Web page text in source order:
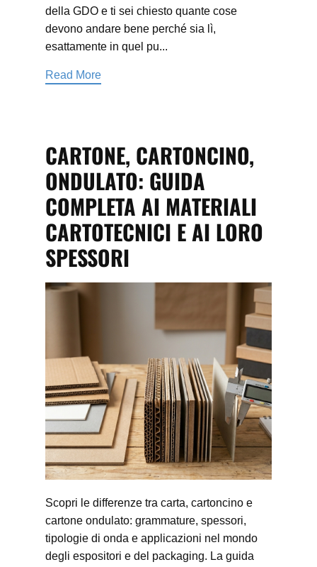
della GDO e ti sei chiesto quante cose
devono andare bene perché sia lì,
esattamente in quel pu...
Read More
CARTONE, CARTONCINO,
ONDULATO: GUIDA
COMPLETA AI MATERIALI
CARTOTECNICI E AI LORO
SPESSORI
Scopri le differenze tra carta, cartoncino e
cartone ondulato: grammature, spessori,
tipologie di onda e applicazioni nel mondo
degli espositori e del packaging. La guida